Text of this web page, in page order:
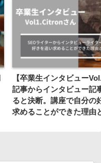
【卒業生インタビュー
記事からインタビュー記
ると決断。講座で自分の
求めることができた理由